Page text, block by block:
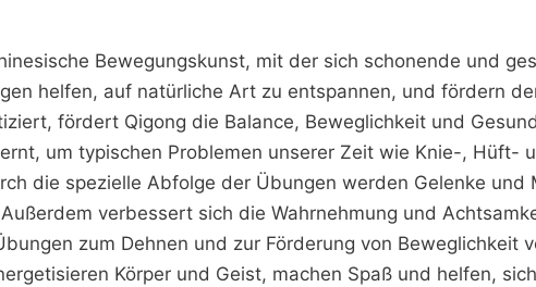
Bewegungskunst, mit der sich schonende und
helfen, auf natürliche Art zu entspannen, und fördern
fördert Qigong die Balance, Beweglichkeit und
um typischen Problemen unserer Zeit wie Knie-, Hüft-
die spezielle Abfolge der Übungen werden Gelenke und
verbessert sich die Wahrnehmung und
zum Dehnen und zur Förderung von Beweglichkeit
Körper und Geist, machen Spaß und helfen,